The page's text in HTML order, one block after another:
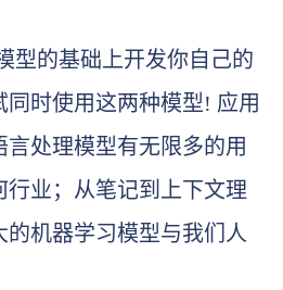
型的基础上开发你自己的
时使用这两种模型! 应用
处理模型有无限多的用
业；从笔记到上下文理
机器学习模型与我们人